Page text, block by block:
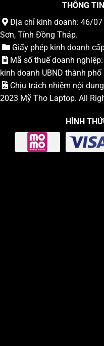
THÔNG
Địa chỉ kinh doanh: 46/07
Sơn, Tỉnh Đồng Tháp.
Giấy phép kinh doanh
Mã số thuế doanh
kinh doanh UBND thành
Chịu trách nhiệm nội
2023 Mỹ Tho Laptop. All
HÌNH